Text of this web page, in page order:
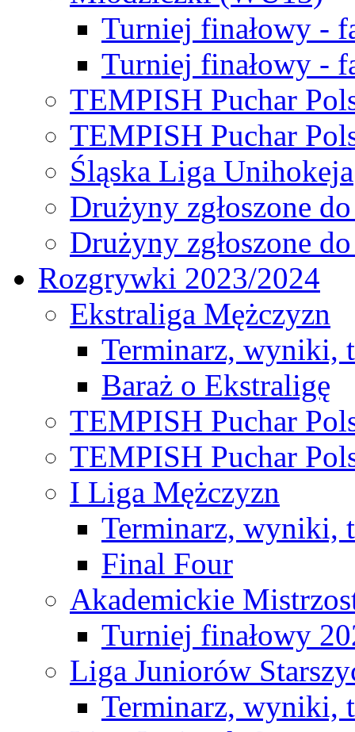
Turniej finałowy -
Turniej finałowy -
TEMPISH Puchar
TEMPISH Puchar
Śląska Liga Unihokeja
Drużyny zgłoszone
Drużyny zgłoszone
Rozgrywki 2023/2024
Ekstraliga Mężczyzn
Terminarz, wyniki,
Baraż o Ekstraligę
TEMPISH Puchar
TEMPISH Puchar
I Liga Mężczyzn
Terminarz, wyniki,
Final Four
Akademickie
Turniej finałowy
Liga Juniorów
Terminarz, wyniki,